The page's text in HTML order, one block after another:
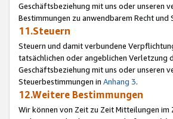
Geschäftsbeziehung mit uns oder unseren
Bestimmungen zu anwendbarem Recht
11.Steuern
Steuern und damit verbundene
tatsächlichen oder angeblichen Verletzung
Geschäftsbeziehung mit uns oder unseren
Steuerbestimmungen in Anhang 3.
12.Weitere Bestimmungen
Wir können von Zeit zu Zeit Mitteilungen